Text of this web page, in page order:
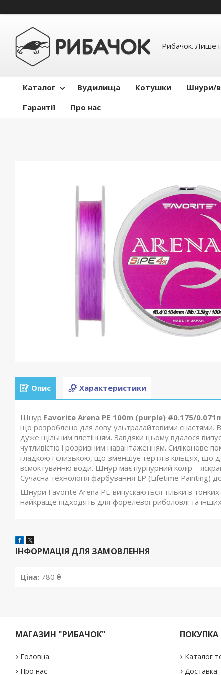
Рибачок. Лише
Каталог Вудилища Котушки Шнури/
Гарантії
Про нас
Опис Характеристики
Шнур Favorite Arena PE 100m (purple) #0.175/
що розроблено для лову ультралайтовими снастями.
дуже щільним плетінням. Завдяки цьому вдалося
чутливістю і розривним навантаженням. Силіконове
гладкою і слизькою, що зменшує тертя в кільцях, що
всмоктуванню води. Шнур має пурпурний колір –
Сучасна технологія фарбування LP (Lifetime Painting)
Шнури Favorite Arena PE випускаються тільки в
найкраще підходять для форелевої риболовлі та
ІНФОРМАЦІЯ ДЛЯ ЗАМОВЛЕННЯ
Ціна: 780 ₴
МАГАЗИН "РИБАЧОК"
Головна
Про нас
ПОКУПКА
Каталог
Доставка